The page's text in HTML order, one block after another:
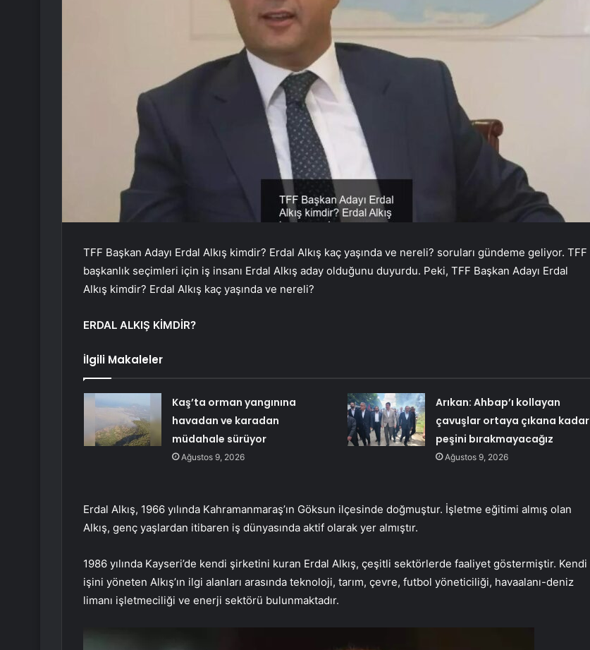
TFF Başkan Adayı Erdal Alkış kimdir? Erdal Alkış kaç yaşında ve nereli? soruları gündeme geliyor. TFF
başkanlık seçimleri için iş insanı Erdal Alkış aday olduğunu duyurdu. Peki, TFF Başkan Adayı Erdal
Alkış kimdir? Erdal Alkış kaç yaşında ve nereli?
ERDAL ALKIŞ KİMDİR?
İlgili Makaleler
Kaş’ta orman yangınına
havadan ve karadan
müdahale sürüyor
Ağustos 9, 2026
Arıkan: Ahbap’ı kollayan
çavuşlar ortaya çıkana kadar
peşini bırakmayacağız
Ağustos 9, 2026
Erdal Alkış, 1966 yılında Kahramanmaraş’ın Göksun ilçesinde doğmuştur. İşletme eğitimi almış olan
Alkış, genç yaşlardan itibaren iş dünyasında aktif olarak yer almıştır.
1986 yılında Kayseri’de kendi şirketini kuran Erdal Alkış, çeşitli sektörlerde faaliyet göstermiştir. Kendi
işini yöneten Alkış’ın ilgi alanları arasında teknoloji, tarım, çevre, futbol yöneticiliği, havaalanı-deniz
limanı işletmeciliği ve enerji sektörü bulunmaktadır.